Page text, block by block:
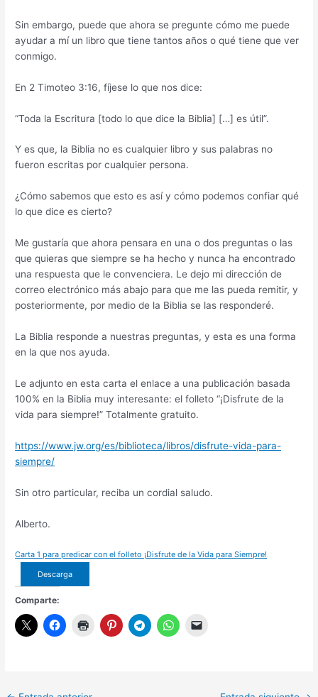
Sin embargo, puede que ahora se pregunte cómo me puede
ayudar a mí un libro que tiene tantos años o qué tiene que ver
conmigo.
En 2 Timoteo 3:16, fíjese lo que nos dice:
“Toda la Escritura [todo lo que dice la Biblia] […] es útil”.
Y es que, la Biblia no es cualquier libro y sus palabras no
fueron escritas por cualquier persona.
¿Cómo sabemos que esto es así y cómo podemos confiar qué
lo que dice es cierto?
Me gustaría que ahora pensara en una o dos preguntas o las
que quieras que siempre se ha hecho y nunca ha encontrado
una respuesta que le convenciera. Le dejo mi dirección de
correo electrónico más abajo para que me las pueda remitir, y
posteriormente, por medio de la Biblia se las responderé.
La Biblia responde a nuestras preguntas, y esta es una forma
en la que nos ayuda.
Le adjunto en esta carta el enlace a una publicación basada
100% en la Biblia muy interesante: el folleto “¡Disfrute de la
vida para siempre!” Totalmente gratuito.
https://www.jw.org/es/biblioteca/libros/disfrute-vida-para-
siempre/
Sin otro particular, reciba un cordial saludo.
Alberto.
Carta 1 para predicar con el folleto ¡Disfrute de la Vida para Siempre!
Descarga
Comparte: